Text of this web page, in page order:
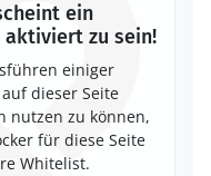
ein
zu sein!
einiger
dieser Seite
nutzen zu können,
für diese Seite
Whitelist.